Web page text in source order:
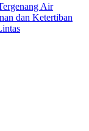
Air
dan Ketertiban